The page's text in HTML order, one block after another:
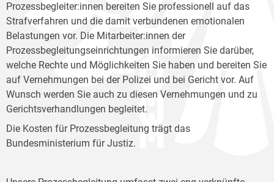
Prozessbegleiter:innen bereiten Sie professionell auf das
Strafverfahren und die damit verbundenen emotionalen
Belastungen vor. Die Mitarbeiter:innen der
Prozessbegleitungseinrichtungen informieren Sie darüber,
welche Rechte und Möglichkeiten Sie haben und bereiten Sie
auf Vernehmungen bei der Polizei und bei Gericht vor. Auf
Wunsch werden Sie auch zu diesen Vernehmungen und zu
Gerichtsverhandlungen begleitet.
Die Kosten für Prozessbegleitung trägt das
Bundesministerium für Justiz.